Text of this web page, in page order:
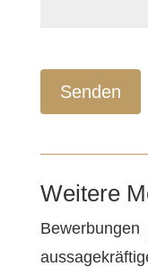
Senden
Weitere
Bewerbungen